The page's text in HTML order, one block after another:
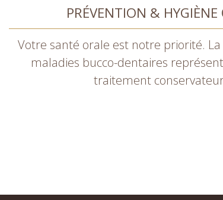
PRÉVENTION & HYGIÈNE
Votre santé orale est notre priorité.
maladies bucco-dentaires
traitement